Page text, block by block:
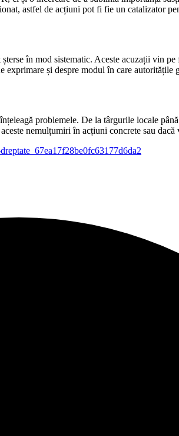
astfel de acțiuni pot fi fie un catalizator
în mod sistematic. Aceste acuzații vin
și despre modul în care autoritățile
problemele. De la târgurile locale
nemulțumiri în acțiuni concrete sau